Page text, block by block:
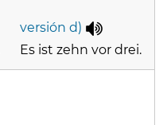
versión d)
Es ist zehn vor drei.